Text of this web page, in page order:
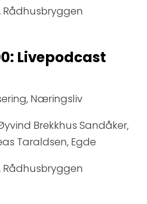
Rådhusbryggen
Livepodcast
Næringsliv
Brekkhus Sandåker,
Taraldsen, Egde
Rådhusbryggen